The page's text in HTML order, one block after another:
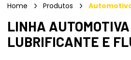
Home Produtos
LINHA
LUBRIFICANTE E